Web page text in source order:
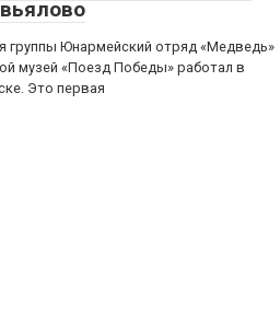
группы Юнармейский отряд «Медведь»
музей «Поезд Победы» работал в
Это первая